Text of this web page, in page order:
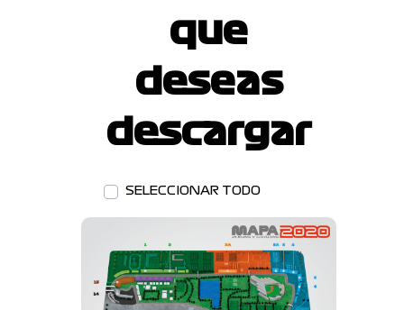
que
deseas
descargar
SELECCIONAR TODO